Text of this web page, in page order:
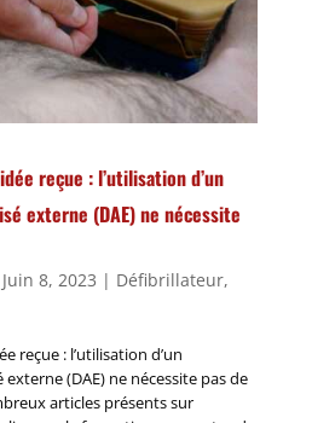
reçue : l’utilisation d’un
externe (DAE) ne nécessite
Juin 8, 2023 | Défibrillateur,
reçue : l’utilisation d’un
(DAE) ne nécessite pas de
articles présents sur